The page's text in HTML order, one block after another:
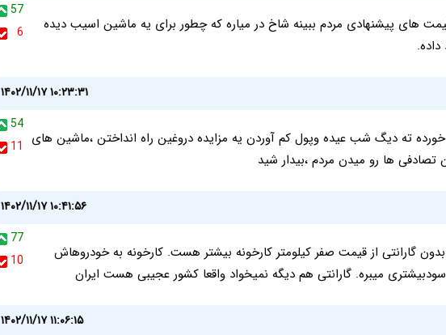
57
6
های پیشنهادی مردم ببینه شاخ در میاره که چطور برای یه ماشین اسیب دیده
داده.
۱۴۰۲/۱۱/۱۷ ۱۰:۲۳:۳۱
54
11
ته دیگ شب عیده وپول کم آوردن یه مزایده دروغین راه انداختن ،ماشین های
ها رو میدن مردم ،بیدار شید
۱۴۰۲/۱۱/۱۷ ۱۰:۴۱:۵۶
77
10
گارانتی از قیمت صفر کیلومتر کارخونه بیشتر هست. کارخونه به خودروهاش
میبره. گارانتی هم دیگه نمیخواد واقعا کشور عجیبی هست ایران
۱۴۰۲/۱۱/۱۷ ۱۱:۰۶:۱۵